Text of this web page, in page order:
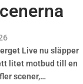
Live nu släpper
litet motbud till en
scener,…